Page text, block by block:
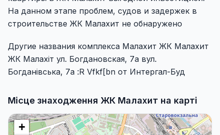
На данном этапе проблем, судов и задержек в
строительстве ЖК Малахит не обнаружено
Другие названия комплекса Малахит ЖК Малахит
ЖК Малахіт ул. Богдановская, 7а вул.
Богданівська, 7а :R Vfkf[bn от Интергал-Буд
Місце знаходження ЖК Малахит на карті
+